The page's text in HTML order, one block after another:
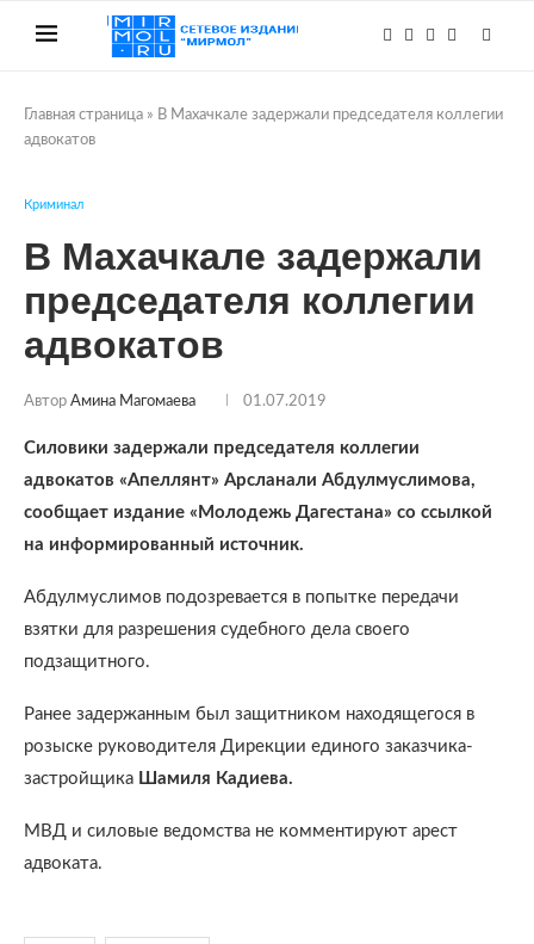
Главная страница » В Махачкале задержали председателя коллегии
адвокатов
Криминал
В Махачкале задержали
председателя коллегии
адвокатов
Автор Амина Магомаева 01.07.2019
Силовики задержали председателя коллегии
адвокатов «Апеллянт» Арсланали Абдулмуслимова,
сообщает издание «Молодежь Дагестана» со ссылкой
на информированный источник.
Абдулмуслимов подозревается в попытке передачи
взятки для разрешения судебного дела своего
подзащитного.
Ранее задержанным был защитником находящегося в
розыске руководителя Дирекции единого заказчика-
застройщика Шамиля Кадиева.
МВД и силовые ведомства не комментируют арест
адвоката.